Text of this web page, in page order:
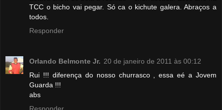
TCC o bicho vai pegar. Só ca o kichute galera. Abraços a
todos.
Responder
Orlando Belmonte Jr. 20 de janeiro de 2011 às 00:12
Rui !!! diferença do nosso churrasco , essa eé a Jovem
Guarda !!!
abs